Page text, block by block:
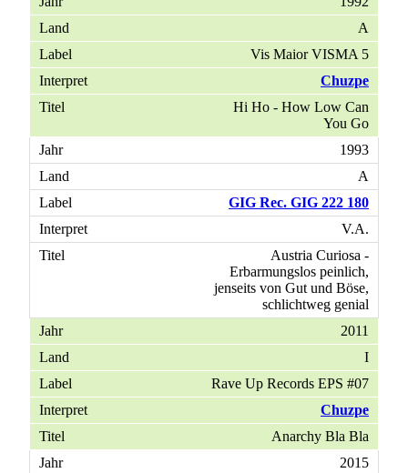
A
Vis Maior VISMA 5
Chuzpe
Hi Ho - How Low Can
You Go
1993
A
GIG Rec. GIG 222 180
V.A.
Austria Curiosa -
Erbarmungslos peinlich,
jenseits von Gut und Böse,
schlichtweg genial
2011
I
Rave Up Records EPS #07
Chuzpe
Anarchy Bla Bla
2015